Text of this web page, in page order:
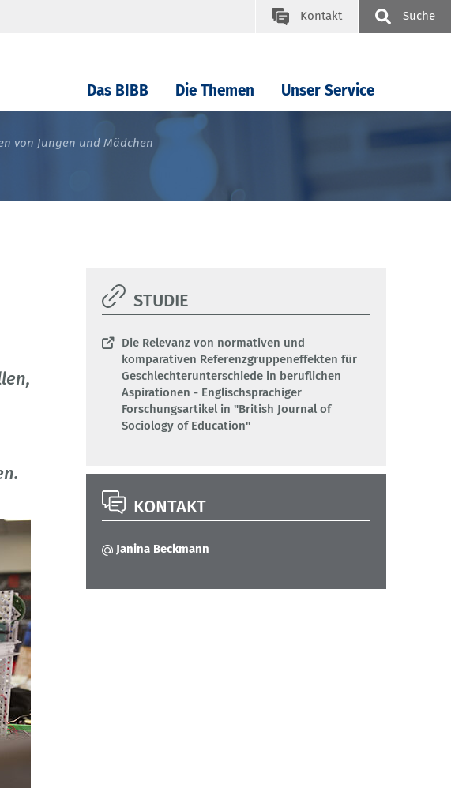
Kontakt Suche
Das BIBB Die Themen Unser Service
von Jungen und Mädchen
STUDIE
Die Relevanz von normativen und
komparativen Referenzgruppeneffekten für
Geschlechterunterschiede in beruflichen
Aspirationen - Englischsprachiger
Forschungsartikel in "British Journal of
Sociology of Education"
KONTAKT
Janina Beckmann